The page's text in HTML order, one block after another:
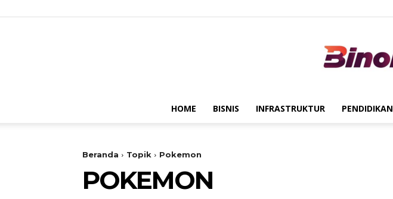
HOME BISNIS INFRASTRUKTUR PENDIDIKAN
Beranda Topik Pokemon
POKEMON